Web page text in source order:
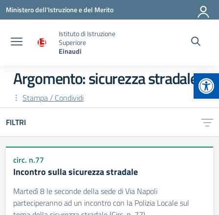
Vai ai contenuti
Vai al menu di navigazione
Vai al footer
Ministero dell'Istruzione e del Merito
Istituto di Istruzione
Superiore
Einaudi
Argomento: sicurezza stradale
Stampa / Condividi
FILTRI
circ. n.77
Incontro sulla sicurezza stradale
Martedì 8 le seconde della sede di Via Napoli
parteciperanno ad un incontro con la Polizia Locale sul